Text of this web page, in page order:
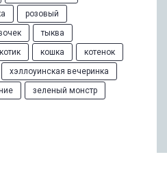
розовый
тыква
котик кошка
котенок
хэллоуинская вечеринка
зеленый монстр